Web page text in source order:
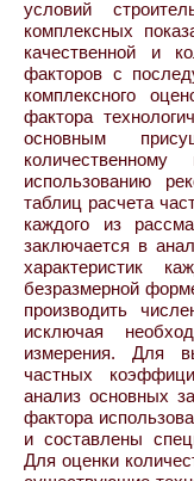
условий
комплексных
качественной и
факторов с
комплексного
фактора
основным
использованию
таблиц расчета
каждого из
заключается в
характеристик
безразмерной
производить
исключая
измерения. Для
частных
анализ основных
фактора
и составлены
Для оценки